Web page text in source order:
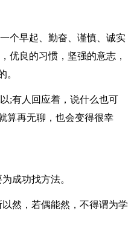
个早起、勤奋、谨慎、诚实
优良的习惯，坚强的意志，
。
;有人回应着，说什么也可
算再无聊，也会变得很幸
成功找方法。
然，若偶能然，不得谓为学